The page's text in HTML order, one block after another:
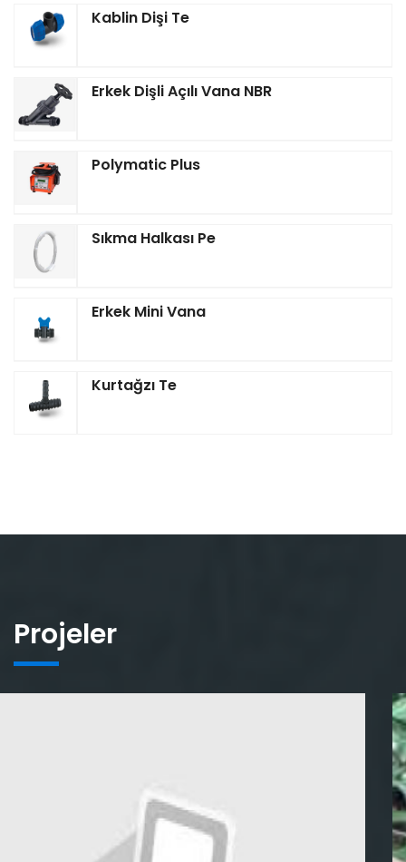
Kablin Dişi Te
Erkek Dişli Açılı Vana NBR
Polymatic Plus
Sıkma Halkası Pe
Erkek Mini Vana
Kurtağzı Te
Projeler